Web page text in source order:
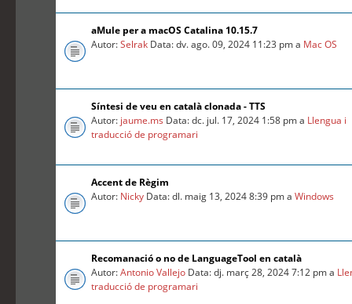
aMule per a macOS Catalina 10.15.7
Autor:Selrak Data: dv. ago. 09, 2024 11:23 pm a Mac OS
Síntesi de veu en català clonada - TTS
Autor: jaume.ms Data: dc. jul. 17, 2024 1:58 pm a Llengua i
traducció de programari
Accent de Règim
Autor: Nicky Data: dl. maig 13, 2024 8:39 pm aWindows
Recomanació o no de LanguageTool en català
Autor:Antonio Vallejo Data: dj. març 28, 2024 7:12 pm a
traducció de programari